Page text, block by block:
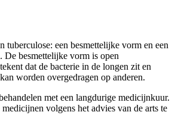
tuberculose: een besmettelijke vorm en een
De besmettelijke vorm is open
dat de bacterie in de longen zit en
worden overgedragen op anderen.
met een langdurige medicijnkuur.
volgens het advies van de arts te